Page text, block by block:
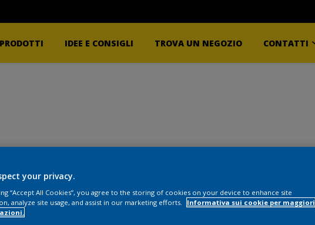
PRODOTTI IDEE E CONSIGLI TROVA UN NEGOZIO CONTATTI
your privacy.
“Accept All Cookies”, you agree to the storing of cookies on your device to enhance site
analyze site usage, and assist in our marketing efforts.
Informativa sui cookie per maggiori